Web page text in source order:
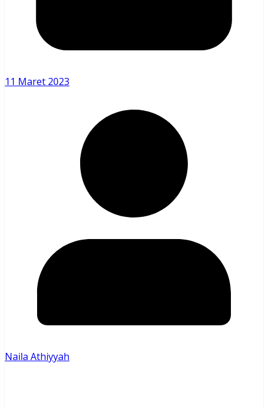
11 Maret 2023
Naila Athiyyah